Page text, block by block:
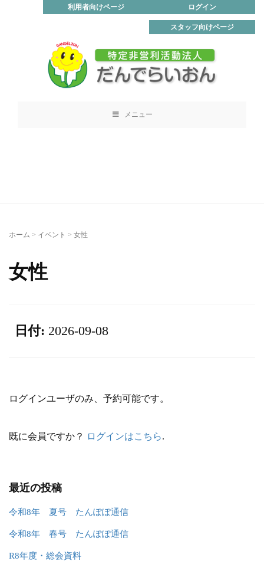
ログイン
利用者向けページ
スタッフ向けページ
メニュー
ホーム > イベント > 女性
女性
日付: 2026-09-08
ログインユーザのみ、予約可能です。
既に会員ですか？ ログインはこちら.
最近の投稿
令和8年 夏号 たんぽぽ通信
令和8年 春号 たんぽぽ通信
R8年度・総会資料